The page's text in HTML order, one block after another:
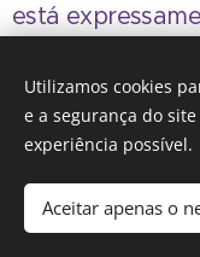
está
19.
A utilização da
contratos de
Utilizamos cookies
e a segurança do
experiência possível.
Aceitar apenas o